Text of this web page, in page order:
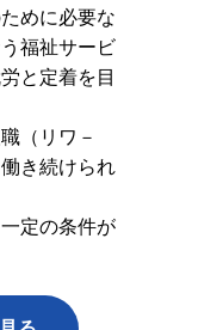
めに必要な
福祉サービ
と定着を目
（リワ－
き続けられ
定の条件が